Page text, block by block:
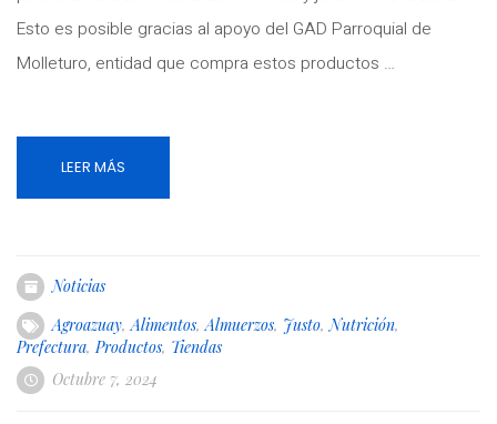
Esto es posible gracias al apoyo del GAD Parroquial de
Molleturo, entidad que compra estos productos …
LEER MÁS
Noticias
Agroazuay,Alimentos,Almuerzos, Justo,Nutrición,
Prefectura,Productos, Tiendas
Octubre 7, 2024